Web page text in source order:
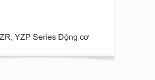
YZP Series Động cơ